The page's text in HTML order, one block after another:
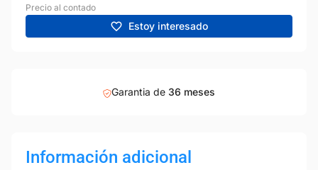
Precio al contado
Estoy interesado
Garantia de 36 meses
Información adicional